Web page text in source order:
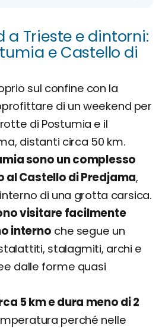
a Trieste e dintorni:
e Castello di
sul confine con la
di un weekend per
di Postumia e il
distanti circa 50 km.
sono un complesso
Castello di Predjama,
di una grotta carsica.
visitare facilmente
interno che segue un
stalagmiti, archi e
dalle forme quasi
5 km e dura meno di 2
perché nelle